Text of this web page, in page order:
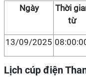
Ngày
Thời
từ
13/09/2025
Lịch cúp điện